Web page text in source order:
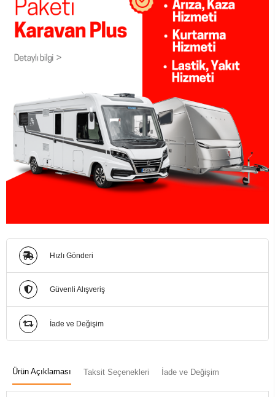
Hızlı Gönderi
Güvenli Alışveriş
İade ve Değişim
Ürün Açıklaması Taksit Seçenekleri İade ve Değişim